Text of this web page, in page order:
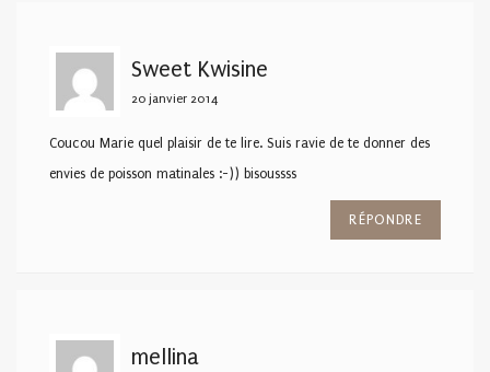
Sweet Kwisine
20 janvier 2014
Coucou Marie quel plaisir de te lire. Suis ravie de te donner des
envies de poisson matinales :-)) bisoussss
RÉPONDRE
mellina